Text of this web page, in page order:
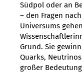
Südpol oder an
– den Fragen
Universums
Grund. Sie
Quarks,
großer